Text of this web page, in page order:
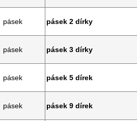
pásek pásek 2 dírky
pásek pásek 3 dírky
pásek pásek 5 dírek
pásek pásek 9 dírek